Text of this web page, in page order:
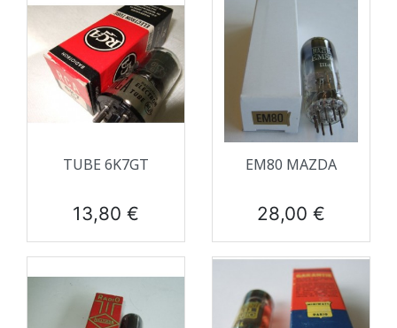
TUBE 6K7GT
Prix
13,80 €
EM80 MAZDA
Prix
28,00 €